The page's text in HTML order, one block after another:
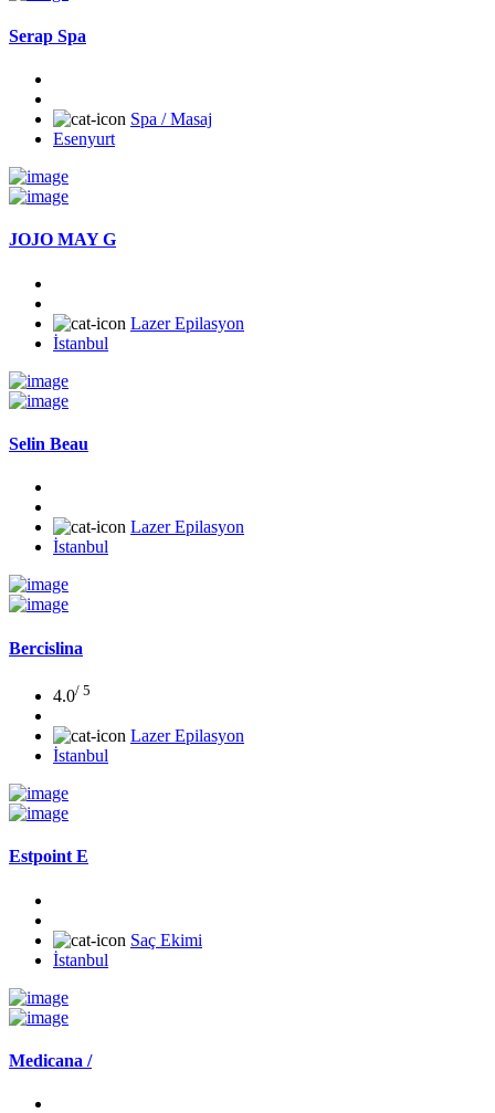
Serap Spa
Spa / Masaj
Esenyurt
JOJO MAY G
Lazer Epilasyon
İstanbul
Selin Beau
Lazer Epilasyon
İstanbul
Bercislina
4.0/ 5
Lazer Epilasyon
İstanbul
Estpoint E
Saç Ekimi
İstanbul
Medicana /